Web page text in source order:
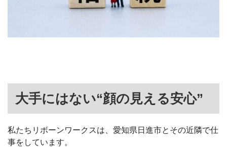
大手にはない“顔の見える安心”
私たちリボーンワークスは、愛知県日進市とその近隣で仕
事をしています。